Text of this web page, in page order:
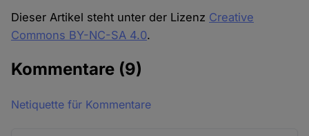
Dieser Artikel steht unter der Lizenz Creative
Commons BY-NC-SA 4.0.
Kommentare (9)
Netiquette für Kommentare